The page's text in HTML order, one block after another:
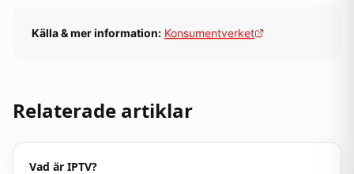
Källa & mer information: Konsumentverket
Relaterade artiklar
Vad är IPTV?